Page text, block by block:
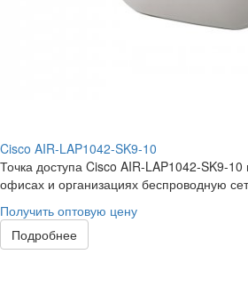
Cisco AIR-LAP1042-SK9-10
Точка доступа Cisco AIR-LAP1042-SK9-10
офисах и организациях беспроводную
Получить оптовую цену
Подробнее